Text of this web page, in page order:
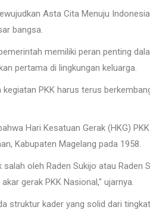
Asta Cita Menuju
bangsa.
memiliki peran penting
pertama di lingkungan keluarga.
PKK harus terus
Hari Kesatuan Gerak (HKG)
Kabupaten Magelang pada 1958.
oleh Raden Sukijo atau Raden
gerak PKK Nasional," ujarnya.
struktur kader yang solid dari